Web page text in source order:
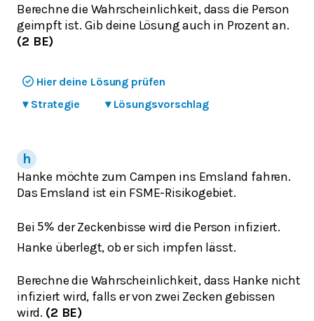
Berechne die Wahrscheinlichkeit, dass die Person
geimpft ist. Gib deine Lösung auch in Prozent an.
(2 BE)
Hier deine Lösung prüfen
▾ Strategie ▾ Lösungsvorschlag
Hanke möchte zum Campen ins Emsland fahren.
Das Emsland ist ein FSME-Risikogebiet.
Bei 5% der Zeckenbisse wird die Person infiziert.
Hanke überlegt, ob er sich impfen lässt.
Berechne die Wahrscheinlichkeit, dass Hanke nicht
infiziert wird, falls er von zwei Zecken gebissen
wird. (2 BE)